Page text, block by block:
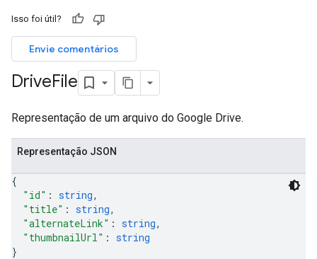
Isso foi útil?
Envie comentários
DriveFile
Representação de um arquivo do Google Drive.
Representação JSON
{
"id" : string,
"title" : string,
"alternateLink" : string,
"thumbnailUrl" : string
}